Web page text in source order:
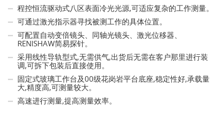
程控恒流驱动式八区表面冷光光源,可适应复杂的工作测量。
可通过激光指示器寻找被测工作的具体位置。
可配置自动变倍镜头、同轴光镜头、激光位移器、
RENISHAW简易探针。
采用线性导轨型式,无需供气,出货后无需在客户那里进行装
调,可拆下包装后直接使用。
固定式玻璃工作台及00级花岗岩平台底座,稳定性好,承载量
大,精度高,可测量较大。
高速进行测量,提高测量效率。